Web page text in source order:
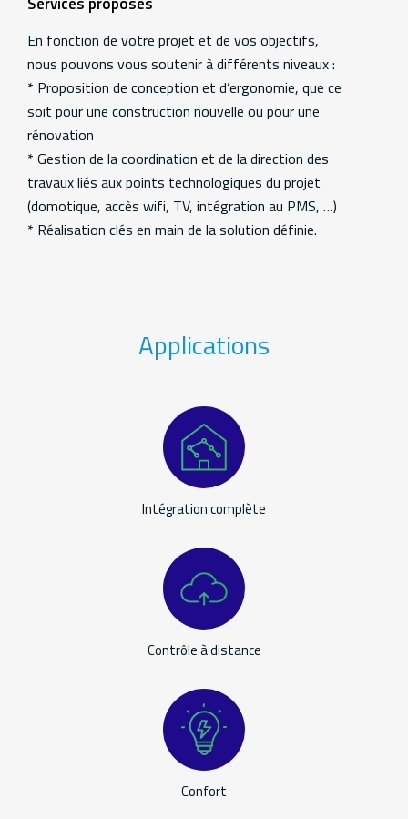
En fonction de votre projet et de vos objectifs,
nous pouvons vous soutenir à différents niveaux :
* Proposition de conception et d’ergonomie, que ce
soit pour une construction nouvelle ou pour une
rénovation
* Gestion de la coordination et de la direction des
travaux liés aux points technologiques du projet
(domotique, accès wifi, TV, intégration au PMS, …)
* Réalisation clés en main de la solution définie.
Applications
Intégration complète
Contrôle à distance
Confort